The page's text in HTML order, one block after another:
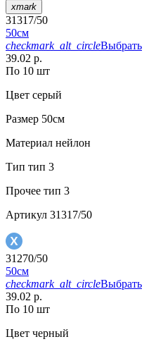
xmark
31317/50
50см
checkmark_alt_circleВыбрать
39.02 р.
По 10 шт
Цвет серый
Размер 50см
Материал нейлон
Тип тип 3
Прочее тип 3
Артикул 31317/50
31270/50
50см
checkmark_alt_circleВыбрать
39.02 р.
По 10 шт
Цвет черный